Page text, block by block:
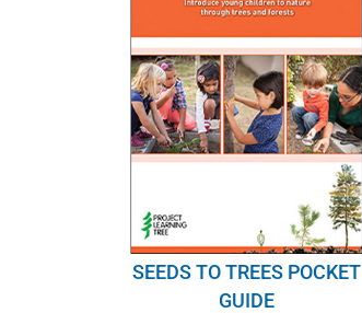
SEEDS TO TREES POCKET
GUIDE